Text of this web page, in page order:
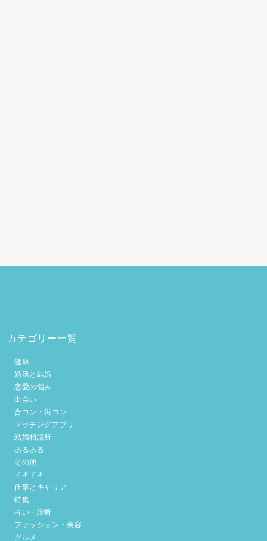
カテゴリー一覧
健康
婚活と結婚
恋愛の悩み
出会い
合コン・街コン
マッチングアプリ
結婚相談所
あるある
その他
ドキドキ
仕事とキャリア
特集
占い・診断
ファッション・美容
グルメ